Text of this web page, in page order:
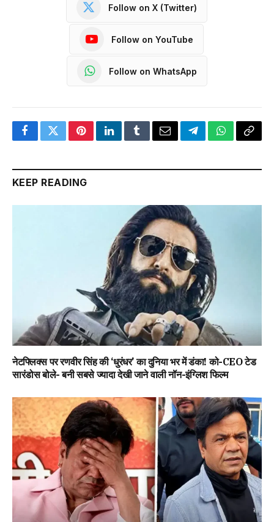
Follow on X (Twitter)
Follow on YouTube
Follow on WhatsApp
FacebookTwitterPinterestLinkedInTumblrEmailTelegramWhatsApp
Copy
KEEP READING
नेटफ्लिक्स पर रणवीर सिंह की ‘धुरंधर’ का दुनिया भर में डंका! को-CEO टेड
सारंडोस बोले- बनी सबसे ज्यादा देखी जाने वाली नॉन-इंग्लिश फिल्म